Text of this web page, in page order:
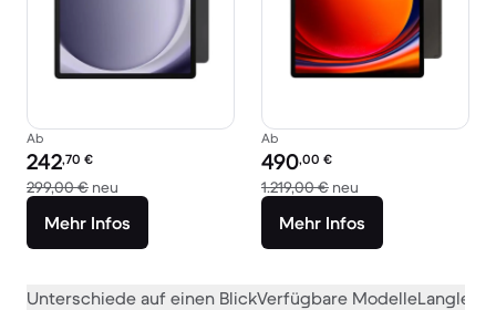
Ab
Preis des erneuerten Produkts:
242,70 €
299,00 € neu Im Vergleich zum Neupreis von 299,00 €
Mehr Infos
Ab
Preis des erneuerten Produkts:
490,00 €
1.219,00 € neu
Mehr Infos
Unterschiede auf einen BlickVerfügbare Modelle